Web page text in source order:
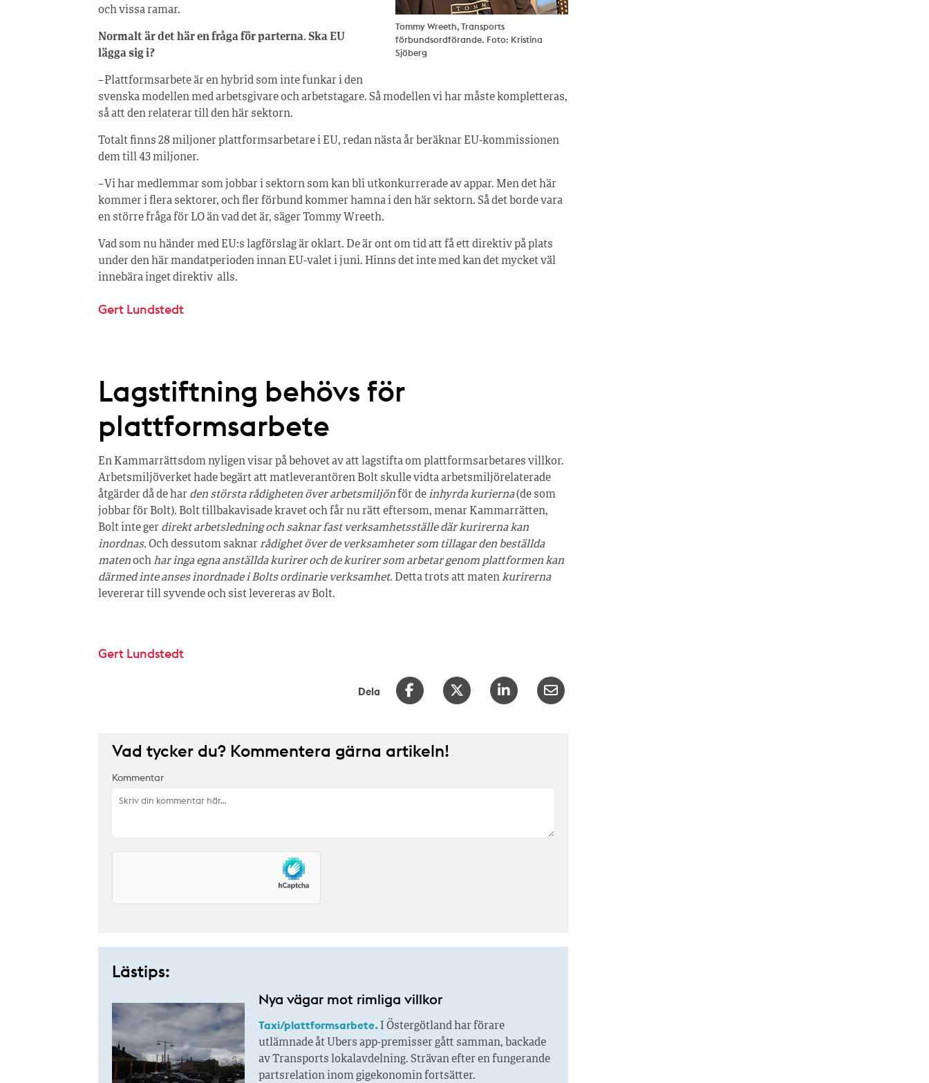
Tommy Wreeth, Transports
förbundsordförande. Foto: Kristina
Sjöberg
och vissa ramar.
Normalt är det här en fråga för parterna. Ska EU
lägga sig i?
– Plattformsarbete är en hybrid som inte funkar i den
svenska modellen med arbetsgivare och arbetstagare. Så modellen vi har måste kompletteras,
så att den relaterar till den här sektorn.
Totalt finns 28 miljoner plattformsarbetare i EU, redan nästa år beräknar EU-kommissionen
dem till 43 miljoner.
– Vi har medlemmar som jobbar i sektorn som kan bli utkonkurrerade av appar. Men det här
kommer i flera sektorer, och fler förbund kommer hamna i den här sektorn. Så det borde vara
en större fråga för LO än vad det är, säger Tommy Wreeth.
Vad som nu händer med EU:s lagförslag är oklart. De är ont om tid att få ett direktiv på plats
under den här mandatperioden innan EU-valet i juni. Hinns det inte med kan det mycket väl
innebära inget direktiv alls.
Gert Lundstedt
Lagstiftning behövs för
plattformsarbete
En Kammarrättsdom nyligen visar på behovet av att lagstifta om plattformsarbetares villkor.
Arbetsmiljöverket hade begärt att matleverantören Bolt skulle vidta arbetsmiljörelaterade
åtgärder då de har den största rådigheten över arbetsmiljönför de inhyrda kurierna(de som
jobbar för Bolt). Bolt tillbakavisade kravet och får nu rätt eftersom, menar Kammarrätten,
Bolt inte ger direkt arbetsledning och saknar fast verksamhetsställe där kurirerna kan
inordnas. Och dessutom saknar rådighet över de verksamheter som tillagar den beställda
matenochhar inga egna anställda kurirer och de kurirer som arbetar genom plattformen kan
därmed inte anses inordnade i Bolts ordinarie verksamhet. Detta trots att matenkurirerna
levererar till syvende och sist levereras av Bolt.
Gert Lundstedt
Dela
Vad tycker du? Kommentera gärna artikeln!
Kommentar
Lästips:
Nya vägar mot rimliga villkor
Taxi/plattformsarbete.I Östergötland har förare
utlämnade åt Ubers app-premisser gått samman, backade
av Transports lokalavdelning. Strävan efter en fungerande
partsrelation inom gigekonomin fortsätter.